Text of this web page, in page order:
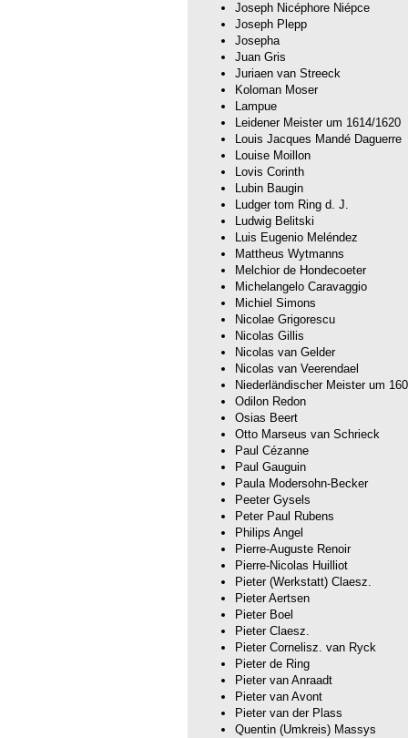
Joseph Nicéphore Niépce
Joseph Plepp
Josepha
Juan Gris
Juriaen van Streeck
Koloman Moser
Lampue
Leidener Meister um 1614/1620
Louis Jacques Mandé Daguerre
Louise Moillon
Lovis Corinth
Lubin Baugin
Ludger tom Ring d. J.
Ludwig Belitski
Luis Eugenio Meléndez
Mattheus Wytmanns
Melchior de Hondecoeter
Michelangelo Caravaggio
Michiel Simons
Nicolae Grigorescu
Nicolas Gillis
Nicolas van Gelder
Nicolas van Veerendael
Niederländischer Meister um
Odilon Redon
Osias Beert
Otto Marseus van Schrieck
Paul Cézanne
Paul Gauguin
Paula Modersohn-Becker
Peeter Gysels
Peter Paul Rubens
Philips Angel
Pierre-Auguste Renoir
Pierre-Nicolas Huilliot
Pieter (Werkstatt) Claesz.
Pieter Aertsen
Pieter Boel
Pieter Claesz.
Pieter Cornelisz. van Ryck
Pieter de Ring
Pieter van Anraadt
Pieter van Avont
Pieter van der Plass
Quentin (Umkreis) Massys